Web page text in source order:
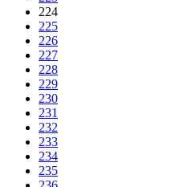
224
225
226
227
228
229
230
231
232
233
234
235